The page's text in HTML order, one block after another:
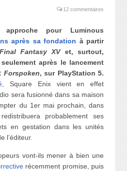
12 commentaires
pour Luminous
après sa fondation à partir
Final Fantasy XVet, surtout,
après le lancement
Forspoken, sur PlayStation 5.
, Square Enix vient en effet
sera fusionné dans sa maison
du 1er mai prochain, dans
probablement ses
en gestation dans les unités
l’éditeur.
vont-ils mener à bien une
récemment promise, puis